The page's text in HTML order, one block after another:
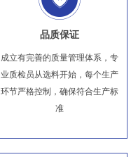
品质保证
成立有完善的质量管理体系，专
业质检员从选料开始，每个生产
环节严格控制，确保符合生产标
准